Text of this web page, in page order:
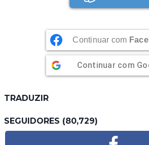
Continuar com
Continuar com
TRADUZIR
SEGUIDORES (80,729)